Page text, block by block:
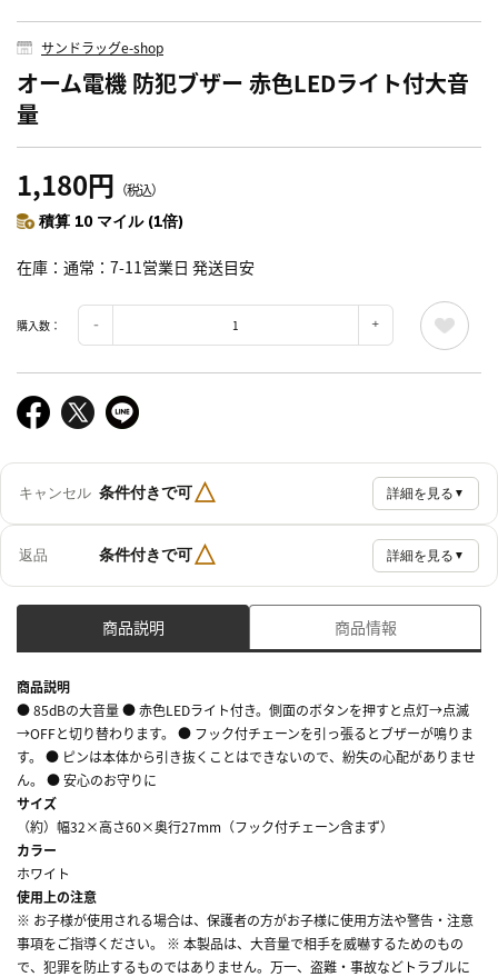
サンドラッグe-shop
オーム電機 防犯ブザー 赤色LEDライト付大音
量
1,180円 （税込）
積算 10 マイル (1倍)
在庫 通常：7-11営業日 発送目安
購入数：
キャンセル 条件付きで可△ 詳細を見る ▼
返品 条件付きで可△ 詳細を見る ▼
商品説明 商品情報
商品説明
● 85dBの大音量 ● 赤色LEDライト付き。側面のボタンを押すと点灯→点滅
→OFFと切り替わります。 ● フック付チェーンを引っ張るとブザーが鳴りま
す。 ● ピンは本体から引き抜くことはできないので、紛失の心配がありませ
ん。 ● 安心のお守りに
サイズ
（約）幅32×高さ60×奥行27mm（フック付チェーン含まず）
カラー
ホワイト
使用上の注意
※ お子様が使用される場合は、保護者の方がお子様に使用方法や警告・注意
事項をご指導ください。 ※ 本製品は、大音量で相手を威嚇するためのもの
で、犯罪を防止するものではありません。万一、盗難・事故などトラブルに